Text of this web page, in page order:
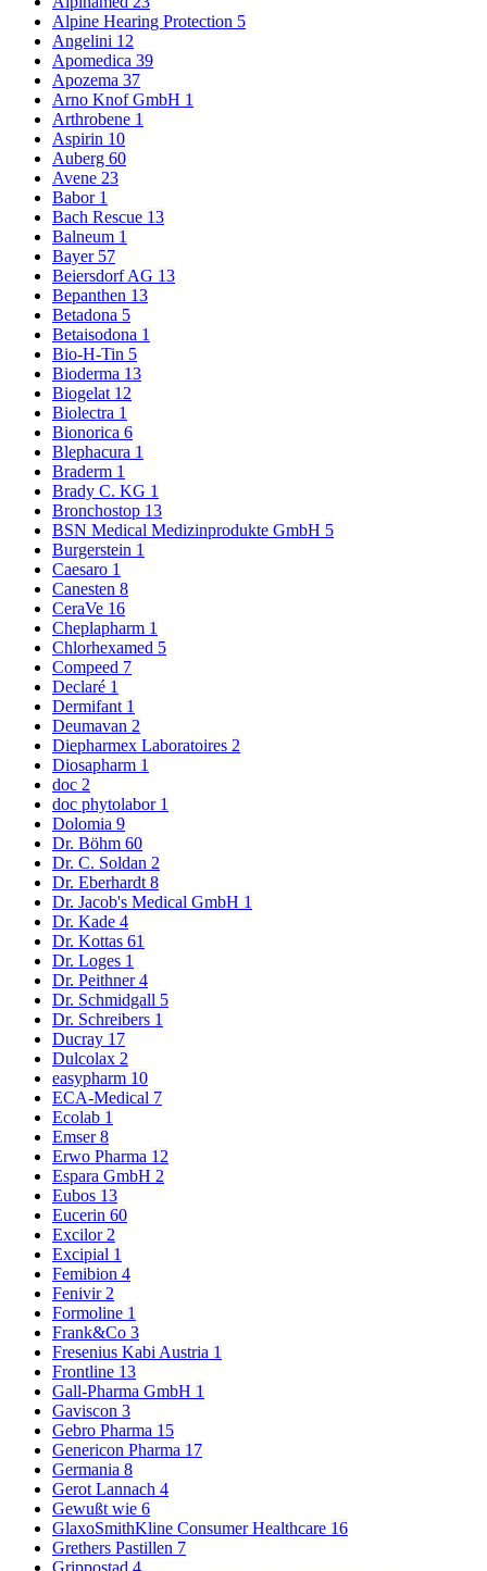
Alpine Hearing Protection 5
Angelini 12
Apomedica 39
Apozema 37
Arno Knof GmbH 1
Arthrobene 1
Aspirin 10
Auberg 60
Avene 23
Babor 1
Bach Rescue 13
Balneum 1
Bayer 57
Beiersdorf AG 13
Bepanthen 13
Betadona 5
Betaisodona 1
Bio-H-Tin 5
Bioderma 13
Biogelat 12
Biolectra 1
Bionorica 6
Blephacura 1
Braderm 1
Brady C. KG 1
Bronchostop 13
BSN Medical Medizinprodukte GmbH 5
Burgerstein 1
Caesaro 1
Canesten 8
CeraVe 16
Cheplapharm 1
Chlorhexamed 5
Compeed 7
Declaré 1
Dermifant 1
Deumavan 2
Diepharmex Laboratoires 2
Diosapharm 1
doc 2
doc phytolabor 1
Dolomia 9
Dr. Böhm 60
Dr. C. Soldan 2
Dr. Eberhardt 8
Dr. Jacob's Medical GmbH 1
Dr. Kade 4
Dr. Kottas 61
Dr. Loges 1
Dr. Peithner4
Dr. Schmidgall 5
Dr. Schreibers 1
Ducray 17
Dulcolax 2
easypharm 10
ECA-Medical 7
Ecolab 1
Emser8
Erwo Pharma 12
Espara GmbH 2
Eubos 13
Eucerin 60
Excilor 2
Excipial 1
Femibion 4
Fenivir 2
Formoline 1
Frank&Co 3
Fresenius Kabi Austria 1
Frontline 13
Gall-Pharma GmbH 1
Gaviscon 3
Gebro Pharma 15
Genericon Pharma 17
Germania 8
Gerot Lannach 4
Gewußt wie 6
GlaxoSmithKline Consumer Healthcare 16
Grethers Pastillen 7
Grippostad 4